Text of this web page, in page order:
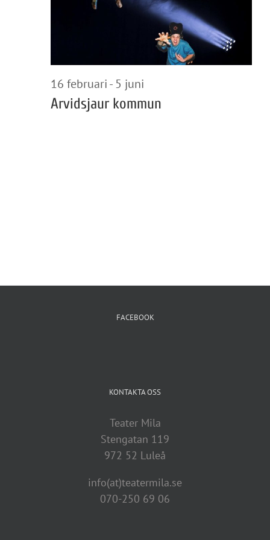
Arvidsjaur kommun
16 februari - 5 juni
FACEBOOK
KONTAKTA OSS
Teater Mila
Stengatan 119
972 52 Luleå
info(at)teatermila.se
070-250 69 06